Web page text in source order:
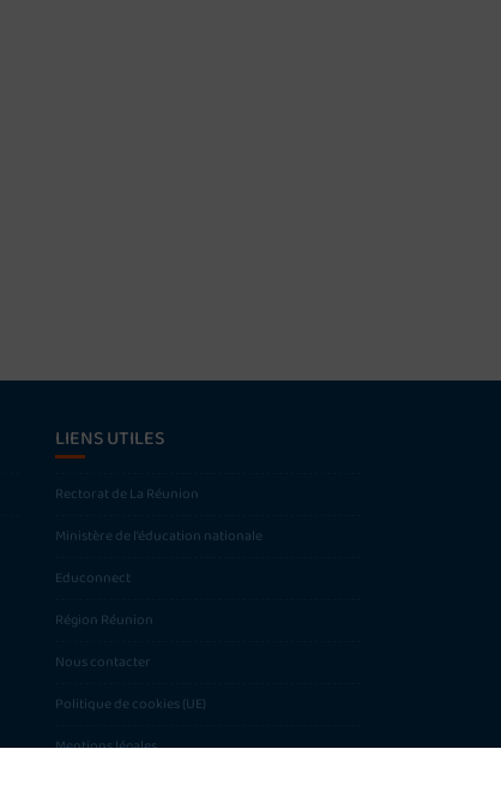
LIENS UTILES
Rectorat de La Réunion
Ministère de l’éducation nationale
Educonnect
Région Réunion
Nous contacter
Politique de cookies (UE)
Mentions légales